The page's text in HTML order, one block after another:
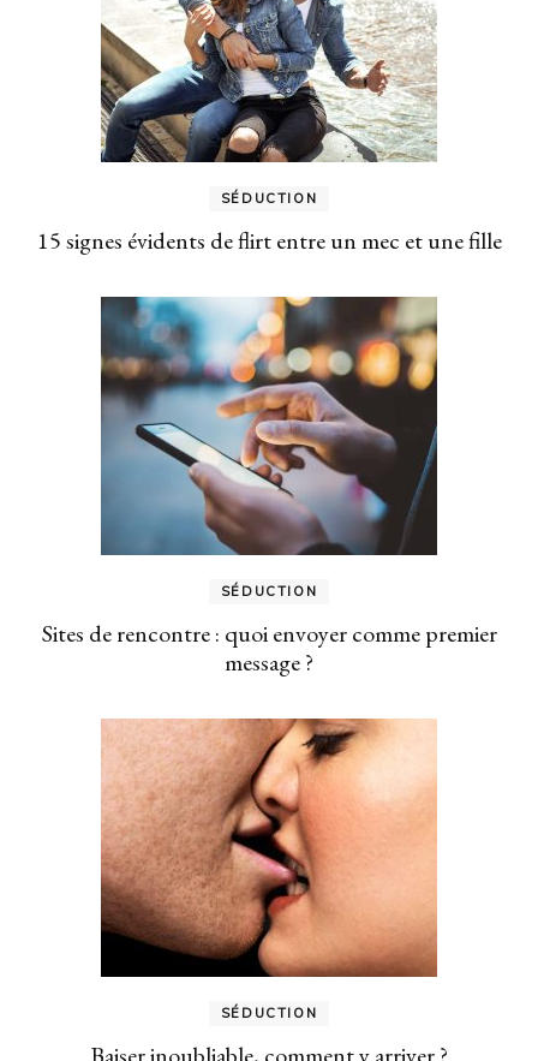
SÉDUCTION
15 signes évidents de flirt entre un mec et une fille
SÉDUCTION
Sites de rencontre : quoi envoyer comme premier
message ?
SÉDUCTION